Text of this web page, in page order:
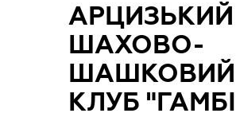
АРЦИЗЬКИЙ
ШАХОВО-
ШАШКОВИЙ
КЛУБ